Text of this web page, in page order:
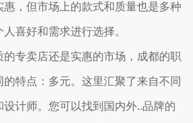
，但市场上的款式和质量也是多种
喜好和需求进行选择。
的专卖店还是实惠的市场，成都的职
特点：多元。这里汇聚了来自不同
计师。您可以找到国内外..品牌的